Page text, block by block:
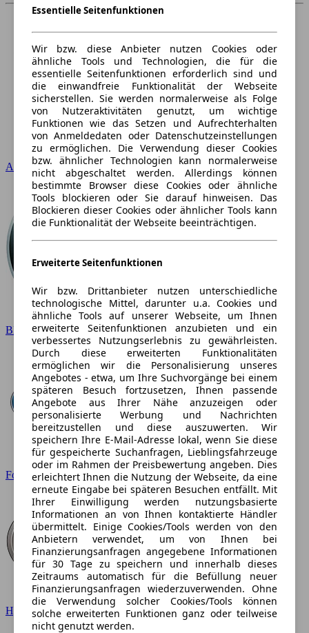
Audi
BMW
Ford
Hyundai
Essentielle Seitenfunktionen
Wir bzw. diese Anbieter nutzen Cookies oder
ähnliche Tools und Technologien, die für die
essentielle Seitenfunktionen erforderlich sind und
die einwandfreie Funktionalität der Webseite
sicherstellen. Sie werden normalerweise als Folge
von Nutzeraktivitäten genutzt, um wichtige
Funktionen wie das Setzen und Aufrechterhalten
von Anmeldedaten oder Datenschutzeinstellungen
zu ermöglichen. Die Verwendung dieser Cookies
bzw. ähnlicher Technologien kann normalerweise
nicht abgeschaltet werden. Allerdings können
bestimmte Browser diese Cookies oder ähnliche
Tools blockieren oder Sie darauf hinweisen. Das
Blockieren dieser Cookies oder ähnlicher Tools kann
die Funktionalität der Webseite beeinträchtigen.
Erweiterte Seitenfunktionen
Wir bzw. Drittanbieter nutzen unterschiedliche
technologische Mittel, darunter u.a. Cookies und
ähnliche Tools auf unserer Webseite, um Ihnen
erweiterte Seitenfunktionen anzubieten und ein
verbessertes Nutzungserlebnis zu gewährleisten.
Durch diese erweiterten Funktionalitäten
ermöglichen wir die Personalisierung unseres
Angebotes - etwa, um Ihre Suchvorgänge bei einem
späteren Besuch fortzusetzen, Ihnen passende
Angebote aus Ihrer Nähe anzuzeigen oder
personalisierte Werbung und Nachrichten
bereitzustellen und diese auszuwerten. Wir
speichern Ihre E-Mail-Adresse lokal, wenn Sie diese
für gespeicherte Suchanfragen, Lieblingsfahrzeuge
oder im Rahmen der Preisbewertung angeben. Dies
erleichtert Ihnen die Nutzung der Webseite, da eine
erneute Eingabe bei späteren Besuchen entfällt. Mit
Ihrer Einwilligung werden nutzungsbasierte
Informationen an von Ihnen kontaktierte Händler
übermittelt. Einige Cookies/Tools werden von den
Anbietern verwendet, um von Ihnen bei
Finanzierungsanfragen angegebene Informationen
für 30 Tage zu speichern und innerhalb dieses
Zeitraums automatisch für die Befüllung neuer
Finanzierungsanfragen wiederzuverwenden. Ohne
die Verwendung solcher Cookies/Tools können
solche erweiterten Funktionen ganz oder teilweise
nicht genutzt werden.